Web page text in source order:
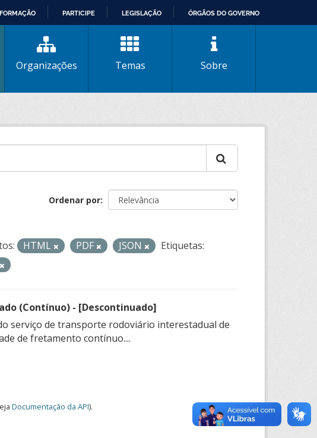
PARTICIPE LEGISLAÇÃO ÓRGÃOS DO GOVERNO
Organizações Temas Sobre
Ordenar por
HTML PDF JSON
Etiquetas:
(Contínuo) - [Descontinuado]
serviço de transporte rodoviário interestadual de
de fretamento contínuo....
Documentação da API).